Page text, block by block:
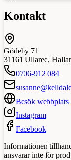
Kontakt
Gödeby 71
31161 Ullared,
0706-912 084
Besök webbplats
Instagram
Facebook
Informationen
ansvarar inte för